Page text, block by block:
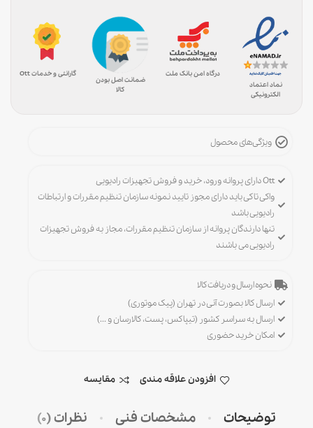
نماد اعتماد
الکترونیکی
درگاه امن بانک ملت
ضمانت اصل بودن
کالا
گارانتی و خدمات Ott
ویژگی‌های محصول
Ott دارای پروانه ورود، خرید و فروش تجهیزات رادیویی
واکی تاکی باید دارای مجوز تایید نمونه سازمان تنظیم مقررات و ارتباطات
رادیویی باشد
تنها دارندگان پروانه از سازمان تنظیم مقررات، مجاز به فروش تجهیزات
رادیویی می باشند
نحوه ارسال و دریافت کالا
ارسال کالا بصورت آنی در تهران (پیک موتوری)
ارسال به سراسر کشور (تیپاکس، پست، کالارسان و ...)
امکان خرید حضوری
افزودن علاقه مندی مقایسه
توضیحات مشخصات فنی نظرات (0)